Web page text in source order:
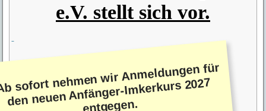
e.V. stellt sich vor.
sofort nehmen wir Anmeldungen für
den neuen Anfänger-Imkerkurs 2027
entgegen.